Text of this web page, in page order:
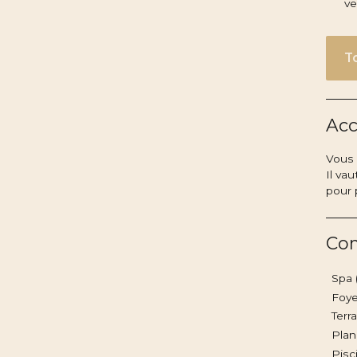
Vous
Il
pour
Spa